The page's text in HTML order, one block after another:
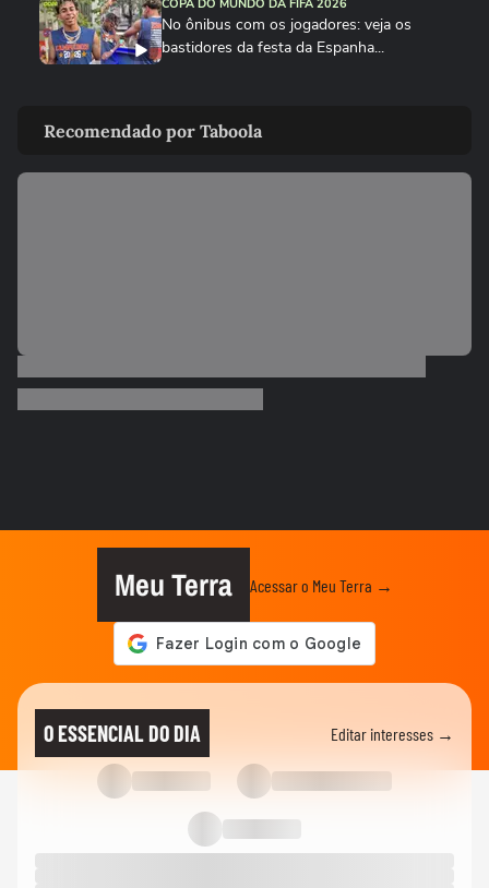
COPA DO MUNDO DA FIFA 2026
No ônibus com os jogadores: veja os
bastidores da festa da Espanha...
música viral criada por...
COPA DO MUNDO DA FIFA 2026
e 'lustra' taça da Copa...
Lamine Yamal manda recado a Paredes
após agressão a Gavi na final...
Adolescente morre após fonte desabar
durante comemoração do título...
Torcedores argentinos entram em
confronto com a PM no RJ após...
Recomendado por Taboola
Meu Terra Acessar o Meu Terra →
O ESSENCIAL DO DIA Editar interesses →